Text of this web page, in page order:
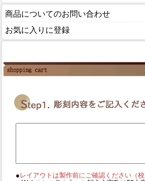
商品についてのお問い合わせ
お気に入りに登録
● レイアウトは製作前にご確認ください（校